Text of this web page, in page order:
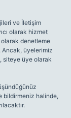
ve İletişim
olarak hizmet
denetleme
Ancak, üyelerimiz
siteye üye olarak
bildirmeniz halinde,